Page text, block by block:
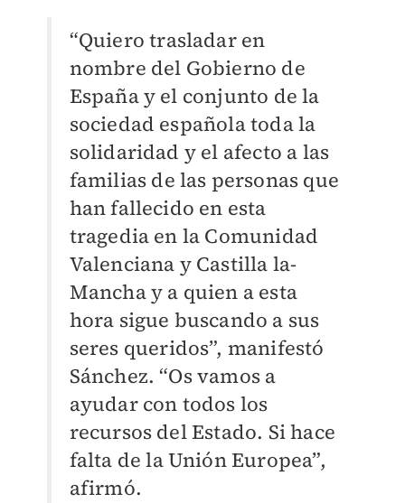
“Quiero trasladar en
nombre del Gobierno de
España y el conjunto de la
sociedad española toda la
solidaridad y el afecto a las
familias de las personas que
han fallecido en esta
tragedia en la Comunidad
Valenciana y Castilla la-
Mancha y a quien a esta
hora sigue buscando a sus
seres queridos”, manifestó
Sánchez. “Os vamos a
ayudar con todos los
recursos del Estado. Si hace
falta de la Unión Europea”,
afirmó.